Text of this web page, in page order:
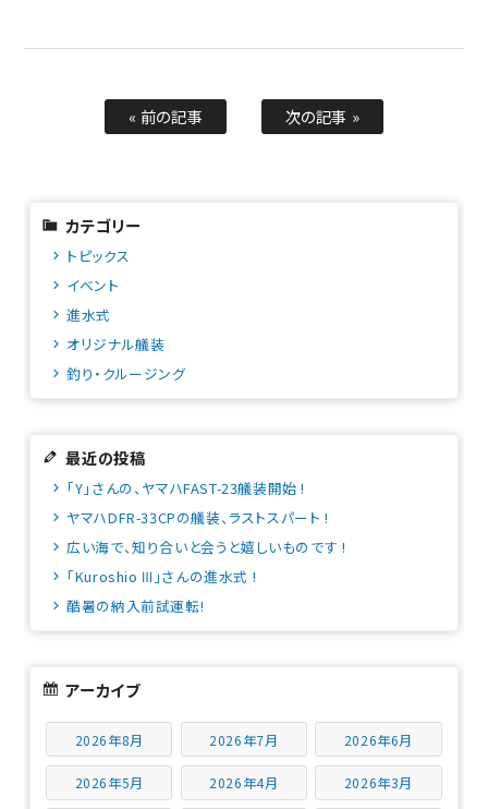
« 前の記事 次の記事 »
カテゴリー
トピックス
イベント
進水式
オリジナル艤装
釣り・クルージング
最近の投稿
「Y」さんの、ヤマハFAST-23艤装開始 !
ヤマハDFR-33CPの艤装、ラストスパート !
広い海で、知り合いと会うと嬉しいものです !
「Kuroshio Ⅲ」さんの進水式 !
酷暑の納入前試運転!
アーカイブ
2026年8月 2026年7月 2026年6月
2026年5月 2026年4月 2026年3月